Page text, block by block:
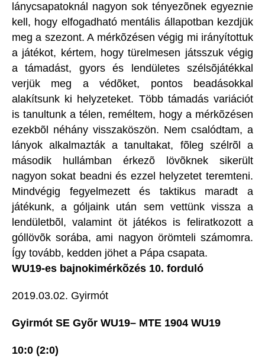
lánycsapatoknál nagyon sok tényezõnek egyeznie
kell, hogy elfogadható mentális állapotban kezdjük
meg a szezont. A mérkõzésen végig mi irányítottuk
a játékot, kértem, hogy türelmesen játsszuk végig
a támadást, gyors és lendületes szélsõjátékkal
verjük meg a védõket, pontos beadásokkal
alakítsunk ki helyzeteket. Több támadás variációt
is tanultunk a télen, reméltem, hogy a mérkõzésen
ezekbõl néhány visszaköszön. Nem csalódtam, a
lányok alkalmazták a tanultakat, fõleg szélrõl a
második hullámban érkezõ lövõknek sikerült
nagyon sokat beadni és ezzel helyzetet teremteni.
Mindvégig fegyelmezett és taktikus maradt a
játékunk, a góljaink után sem vettünk vissza a
lendületbõl, valamint öt játékos is feliratkozott a
góllövõk sorába, ami nagyon örömteli számomra.
Így tovább, kedden jöhet a Pápa csapata.
WU19-es bajnokimérkõzés 10. forduló
2019.03.02. Gyirmót
Gyirmót SE Gyõr WU19– MTE 1904 WU19
10:0 (2:0)